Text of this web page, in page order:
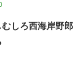
しろ西海岸野郎